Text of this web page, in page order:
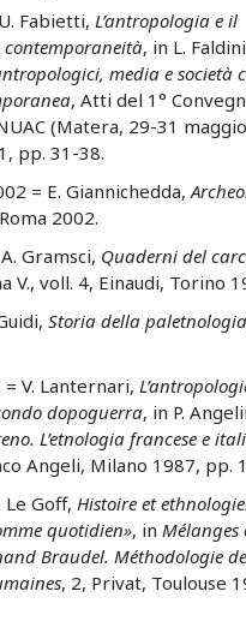
Fabietti, L’antropologia e il
, in L.
media e società
, Atti del 1°
(Matera, 29-31
pp. 31-38.
= E. Giannichedda,
2002.
Gramsci, Quaderni del
V., voll. 4, Einaudi, Torino
Storia della paletnologia
V. Lanternari,
dopoguerra, in P.
L’etnologia francese e
Angeli, Milano 1987, pp.
Le Goff, Histoire et
quotidien», in Mélanges
Braudel. Méthodologie
, 2, Privat, Toulouse